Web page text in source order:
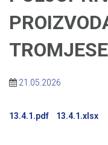
21.05.2026
13.4.1.pdf 13.4.1.xlsx